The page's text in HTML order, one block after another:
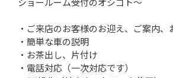
・ご来店のお客様のお迎え、ご案内、
・簡単な車の説明
・お茶出し、片付け
・電話対応（一次対応です）